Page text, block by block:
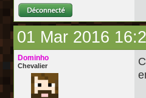
01 Mar 2016
Dominho
Chevalier